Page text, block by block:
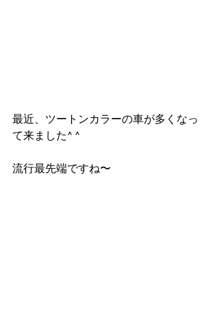
最近、ツートンカラーの車が多くなっ
て来ました^ ^
流行最先端ですね〜